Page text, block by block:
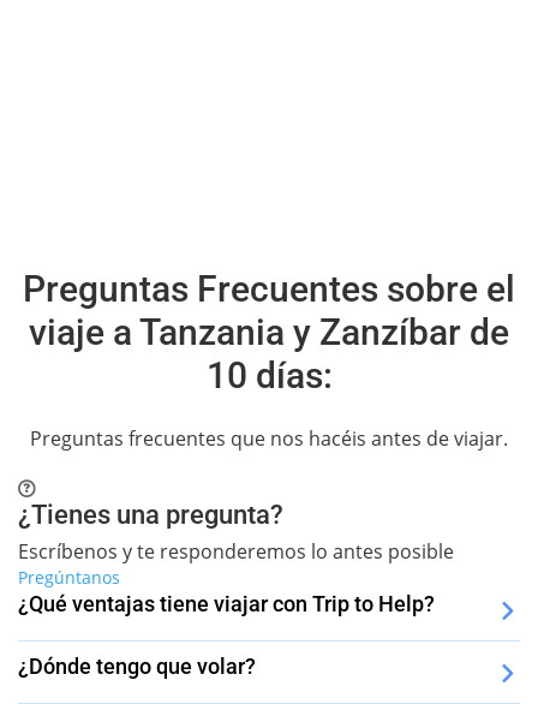
Preguntas Frecuentes sobre el
viaje a Tanzania y Zanzíbar de
10 días:
Preguntas frecuentes que nos hacéis antes de viajar.
¿Tienes una pregunta?
Escríbenos y te responderemos lo antes posible
Pregúntanos
¿Qué ventajas tiene viajar con Trip to Help?
¿Dónde tengo que volar?